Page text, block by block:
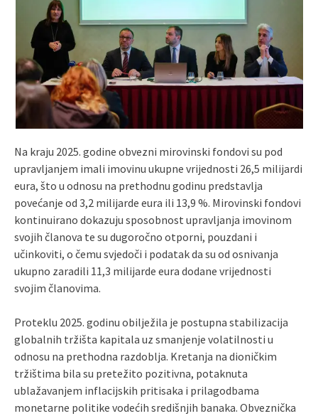
Na kraju 2025. godine obvezni mirovinski fondovi su pod
upravljanjem imali imovinu ukupne vrijednosti 26,5 milijardi
eura, što u odnosu na prethodnu godinu predstavlja
povećanje od 3,2 milijarde eura ili 13,9 %. Mirovinski fondovi
kontinuirano dokazuju sposobnost upravljanja imovinom
svojih članova te su dugoročno otporni, pouzdani i
učinkoviti, o čemu svjedoči i podatak da su od osnivanja
ukupno zaradili 11,3 milijarde eura dodane vrijednosti
svojim članovima.
Proteklu 2025. godinu obilježila je postupna stabilizacija
globalnih tržišta kapitala uz smanjenje volatilnosti u
odnosu na prethodna razdoblja. Kretanja na dioničkim
tržištima bila su pretežito pozitivna, potaknuta
ublažavanjem inflacijskih pritisaka i prilagodbama
monetarne politike vodećih središnjih banaka. Obveznička